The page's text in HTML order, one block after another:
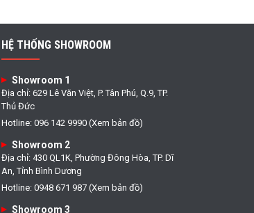
HỆ THỐNG SHOWROOM
Showroom 1
Địa chỉ: 629 Lê Văn Việt, P. Tân Phú, Q.9, TP.
Thủ Đức
Hotline: 096 142 9990 (Xem bản đồ)
Showroom 2
Địa chỉ: 430 QL1K, Phường Đông Hòa, TP. Dĩ
An, Tỉnh Bình Dương
Hotline: 0948 671 987 (Xem bản đồ)
Showroom 3